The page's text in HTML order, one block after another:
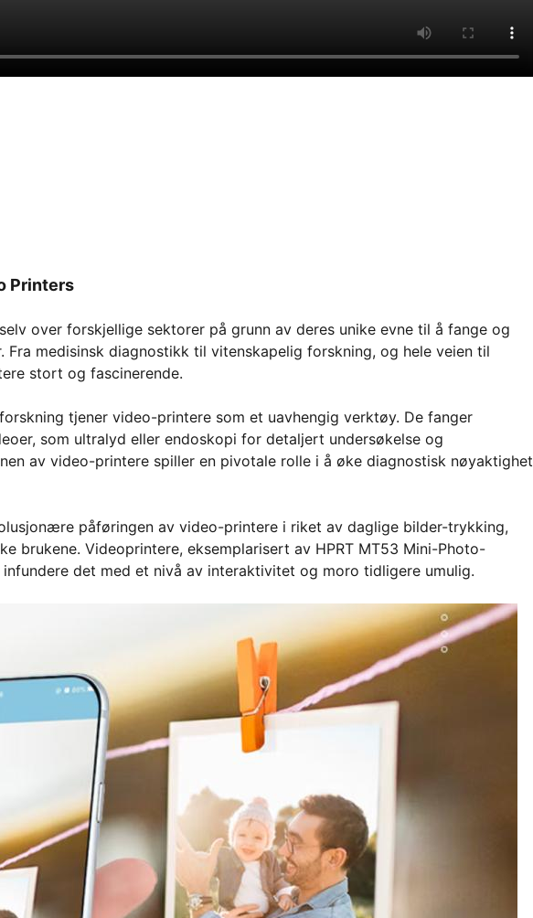
Printers
over forskjellige sektorer på grunn av deres unike evne til å fange og
medisinsk diagnostikk til vitenskapelig forskning, og hele veien til
stort og fascinerende.
tjener video-printere som et uavhengig verktøy. De fanger
som ultralyd eller endoskopi for detaljert undersøkelse og
av video-printere spiller en pivotale rolle i å øke diagnostisk nøyaktighet
påføringen av video-printere i riket av daglige bilder-trykking,
brukene. Videoprintere, eksemplarisert av HPRT MT53 Mini-Photo-
det med et nivå av interaktivitet og moro tidligere umulig.